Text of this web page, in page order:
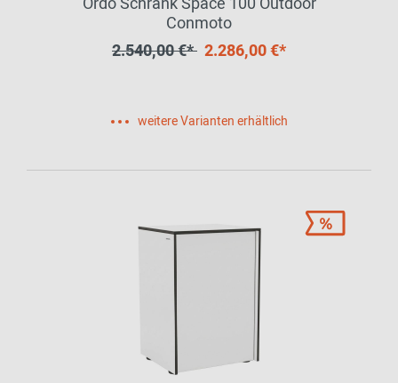
Conmoto
2.540,00 €* 2.286,00 €*
weitere Varianten erhältlich